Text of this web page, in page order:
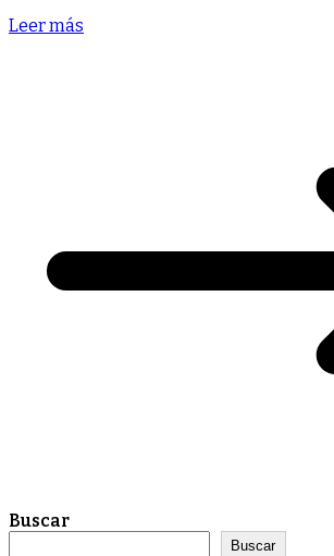
Leer más
Buscar
Buscar